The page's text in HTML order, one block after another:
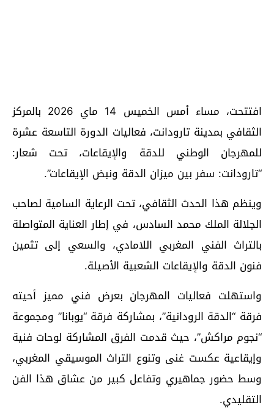
افتتحت، مساء أمس الخميس 14 ماي 2026 بالمركز
الثقافي بمدينة تارودانت، فعاليات الدورة التاسعة عشرة
للمهرجان الوطني للدقة والإيقاعات، تحت شعار:
“تارودانت: سفر بين ميزان الدقة ونبض الإيقاعات”.
وينظم هذا الحدث الثقافي، تحت الرعاية السامية لصاحب
الجلالة الملك محمد السادس، في إطار العناية المتواصلة
بالتراث الفني المغربي اللامادي، والسعي إلى تثمين
فنون الدقة والإيقاعات الشعبية الأصيلة.
واستهلت فعاليات المهرجان بعرض فني مميز أحيته
فرقة “الدقة الرودانية”، بمشاركة فرقة “يوبانا” ومجموعة
“نجوم مراكش”، حيث قدمت الفرق المشاركة لوحات فنية
وإيقاعية عكست غنى وتنوع التراث الموسيقي المغربي،
وسط حضور جماهيري وتفاعل كبير من عشاق هذا الفن
التقليدي.